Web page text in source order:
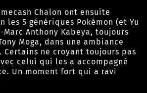
Chalon ont ensuite
les 5 génériques Pokémon (et Yu
Marc Anthony Kabeya, toujours
Moga, dans une ambiance
Certains ne croyant toujours pas
celui qui les a accompagné
Un moment fort qui a ravi